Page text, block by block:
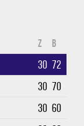
Z B
30 72
30 70
30 60